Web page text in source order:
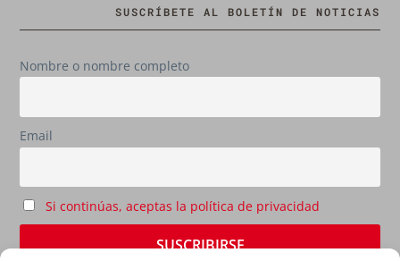
SUSCRÍBETE AL BOLETÍN DE NOTICIAS
Nombre o nombre completo
Email
Si continúas, aceptas la política de privacidad